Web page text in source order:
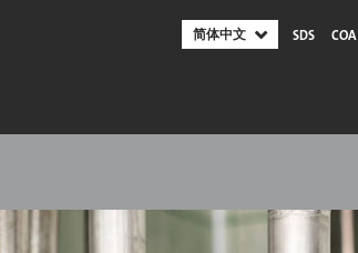
简体中文 SDS COA